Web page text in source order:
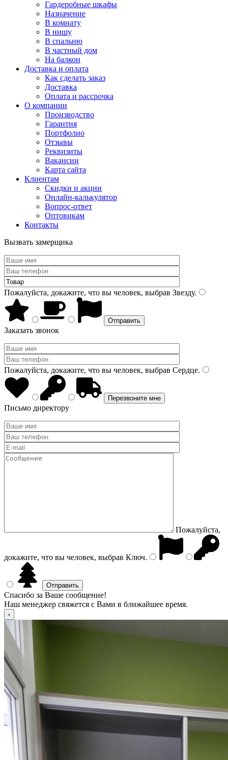
Гардеробные шкафы
Назначение
В комнату
В нишу
В спальню
В частный дом
На балкон
Доставка и оплата
Как сделать заказ
Доставка
Оплата и рассрочка
О компании
Производство
Гарантия
Портфолио
Отзывы
Реквизиты
Вакансии
Карта сайта
Клиентам
Скидки и акции
Онлайн-калькулятор
Вопрос-ответ
Оптовикам
Контакты
Вызвать замерщика
Пожалуйста, докажите, что вы человек, выбрав Звезду.
Заказать звонок
Пожалуйста, докажите, что вы человек, выбрав Сердце.
Письмо директору
Пожалуйста,
докажите, что вы человек, выбрав Ключ.
Спасибо за Ваше сообщение!
Наш менеджер свяжется с Вами в ближайшее время.